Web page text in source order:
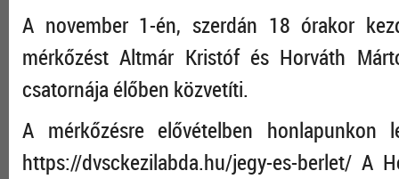
A november 1-én, szerdán 18 órakor
mérkőzést Altmár Kristóf és Horváth
csatornája élőben közvetíti.
A mérkőzésre elővételben
https://dvsckezilabda.hu/jegy-es-berlet/ A